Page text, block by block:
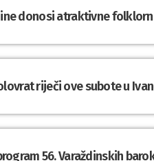
donosi atraktivne
riječi ove subote u
56. Varaždinskih